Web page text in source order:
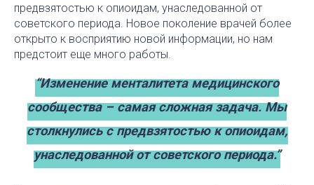
предвзятостью к опиоидам, унаследованной от
советского периода. Новое поколение врачей более
открыто к восприятию новой информации, но нам
предстоит еще много работы.
“Изменение менталитета медицинского
сообщества – самая сложная задача. Мы
столкнулись с предвзятостью к опиоидам,
унаследованной от советского периода.”